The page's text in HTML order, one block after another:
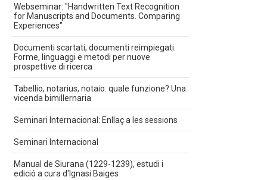
Webseminar: "Handwritten Text Recognition
for Manuscripts and Documents. Comparing
Experiences"
Documenti scartati, documenti reimpiegati.
Forme, linguaggi e metodi per nuove
prospettive di ricerca
Tabellio, notarius, notaio: quale funzione? Una
vicenda bimillernaria
Seminari Internacional: Enllaç a les sessions
Seminari Internacional
Manual de Siurana (1229-1239), estudi i
edició a cura d'Ignasi Baiges